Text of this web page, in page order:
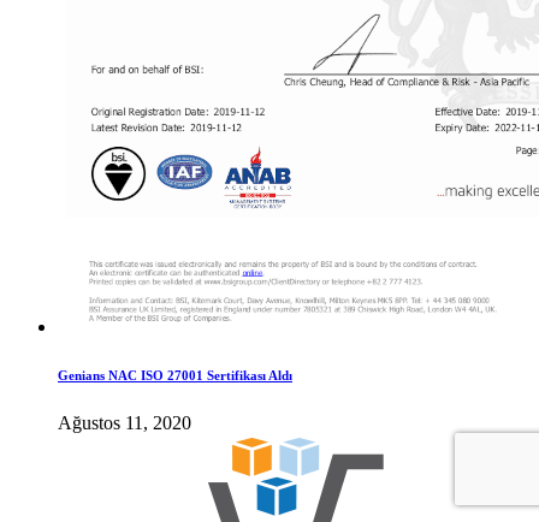
Genians NAC ISO 27001 Sertifikası Aldı
Ağustos 11, 2020